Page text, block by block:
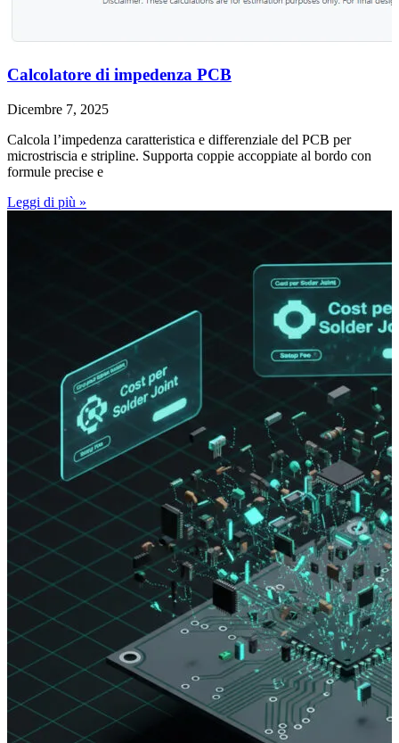
Calcolatore di impedenza PCB
Dicembre 7, 2025
Calcola l’impedenza caratteristica e differenziale del PCB per
microstriscia e stripline. Supporta coppie accoppiate al bordo con
formule precise e
Leggi di più »